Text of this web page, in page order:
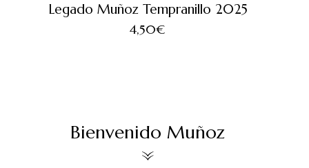
Legado Muñoz Tempranillo 2025
4,50€
Bienvenido Muñoz